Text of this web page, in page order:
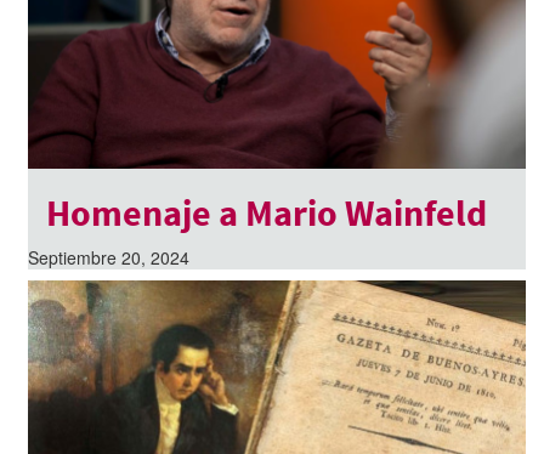
Homenaje a Mario Wainfeld
Septiembre 20, 2024